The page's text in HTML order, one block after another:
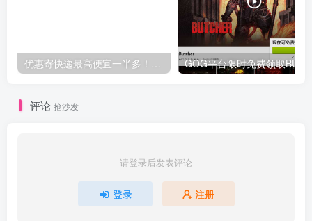
评论 抢沙发
请登录后发表评论
登录 注册